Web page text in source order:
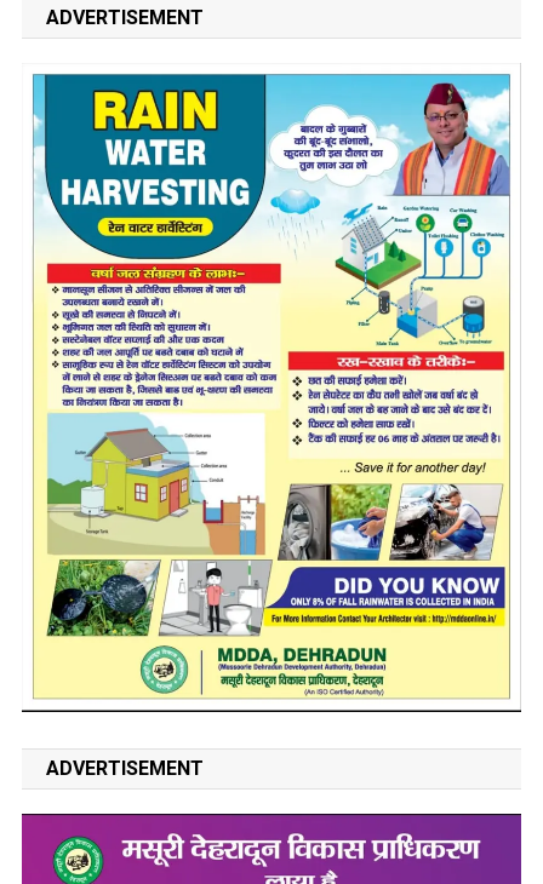
ADVERTISEMENT
ADVERTISEMENT